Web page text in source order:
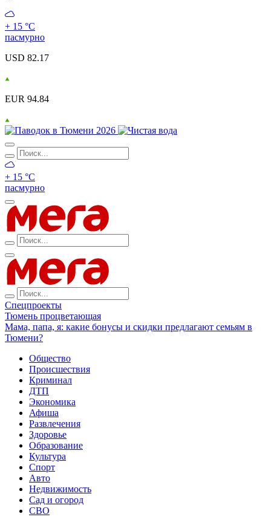
+ 15 °С
пасмурно
USD 82.17
EUR 94.84
+ 15 °С
пасмурно
Спецпроекты
Тюмень процветающая
Мама, папа, я: какие бонусы и скидки предлагают семьям в
Тюмени?
Общество
Происшествия
Криминал
ДТП
Экономика
Афиша
Развлечения
Здоровье
Образование
Культура
Спорт
Авто
Недвижимость
Сад и огород
СВО